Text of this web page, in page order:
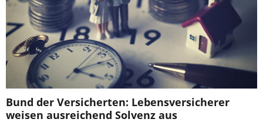
Bund der Versicherten: Lebensversicherer
weisen ausreichend Solvenz aus